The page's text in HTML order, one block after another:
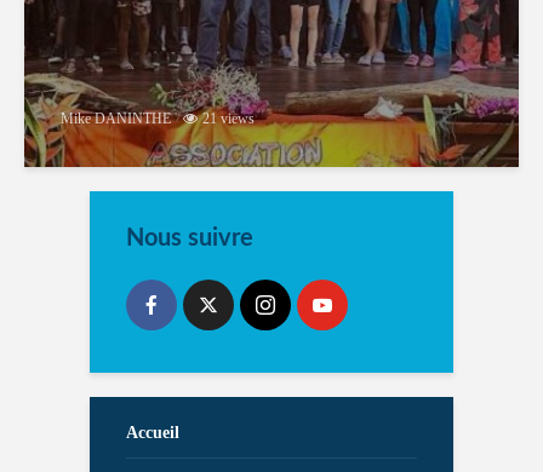
Mike DANINTHE 21 views
Nous suivre
Accueil